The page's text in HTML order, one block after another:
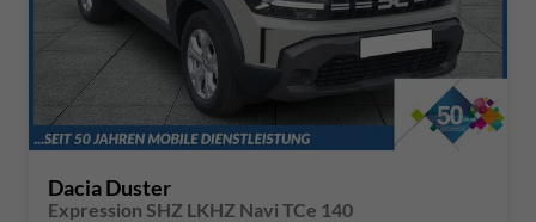
Dacia Duster
Expression SHZ LKHZ Navi TCe 140